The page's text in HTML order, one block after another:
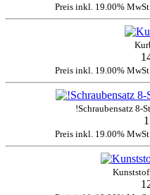
Preis inkl. 19.00%
Preis inkl. 19.00%
!Schraubensatz 8-
Preis inkl. 19.00%